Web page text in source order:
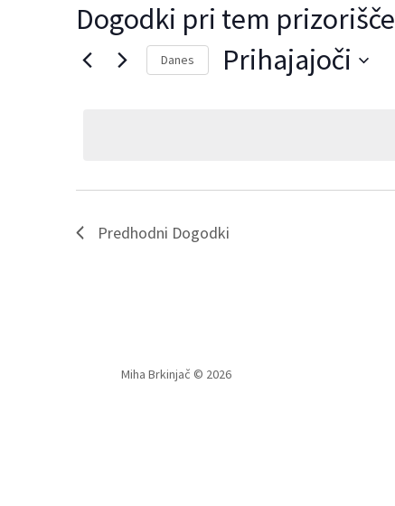
Dogodki pri tem prizorišče
Danes Prihajajoči
Predhodni Dogodki
Miha Brkinjač © 2026